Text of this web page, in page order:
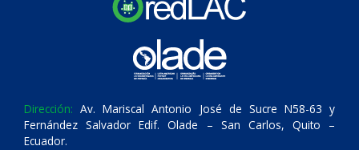
Dirección: Av. Mariscal Antonio José de Sucre N58-63 y
Fernández Salvador Edif. Olade – San Carlos, Quito –
Ecuador.